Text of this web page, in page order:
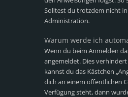
Solltest du trotzdem nicht in
Administration.
Warum werde ich
Wenn du beim Anmelden
angemeldet. Dies
kannst du das Kästchen
dich an einem öffentlichen
Verfügung steht, dann